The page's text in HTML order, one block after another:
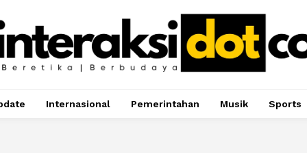
Internasional Pemerintahan Musik Sports